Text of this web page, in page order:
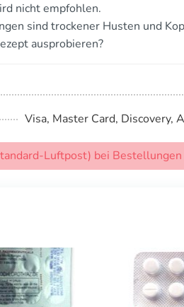
nicht empfohlen.
sind trockener Husten und
ausprobieren?
Visa, Master Card, Discovery,
Luftpost) bei